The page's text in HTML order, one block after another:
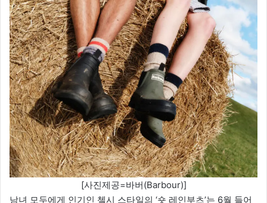
[사진제공=바버(Barbour)]
남녀 모두에게 인기인 첼시 스타일의 ‘숏 레인부츠’는 6월 들어